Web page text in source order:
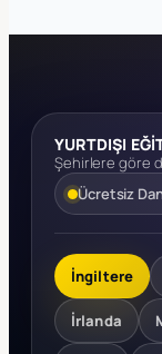
YURTDIŞI
Şehirlere göre
Ücretsiz
İngiltere
İrlanda